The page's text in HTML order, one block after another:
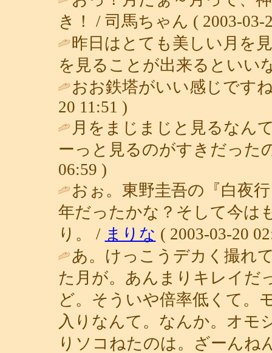
き！ / 司馬ちゃん ( 2003-03-
昨日はとても美しい月を
を見ることが出来るといい
おお鉄塔がいい感じです
20 11:51 )
月をまじまじと見るなん
ーっと見るのがすきだった
06:59 )
おぉ。東野圭吾の『白夜
年だったかな？そして今は
り。 / まりな ( 2003-03-20
あ。けっこうデカく撮れ
た月が。あんまりキレイだ
ど。そういや倍率低くて。
入りなんて。なんか。オモ
りソコねたのは。ざーん